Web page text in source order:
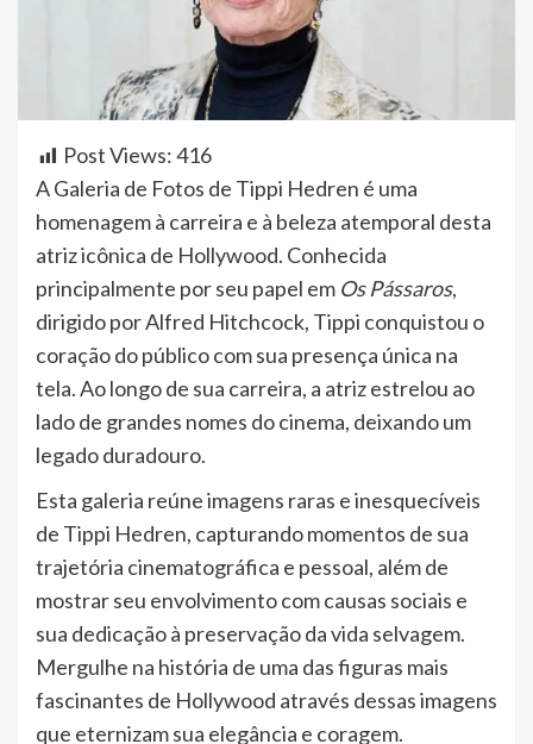
Post Views:416
A Galeria de Fotos de Tippi Hedren é uma
homenagem à carreira e à beleza atemporal desta
atriz icônica de Hollywood. Conhecida
principalmente por seu papel em Os Pássaros,
dirigido por Alfred Hitchcock, Tippi conquistou o
coração do público com sua presença única na
tela. Ao longo de sua carreira, a atriz estrelou ao
lado de grandes nomes do cinema, deixando um
legado duradouro.
Esta galeria reúne imagens raras e inesquecíveis
de Tippi Hedren, capturando momentos de sua
trajetória cinematográfica e pessoal, além de
mostrar seu envolvimento com causas sociais e
sua dedicação à preservação da vida selvagem.
Mergulhe na história de uma das figuras mais
fascinantes de Hollywood através dessas imagens
que eternizam sua elegância e coragem.